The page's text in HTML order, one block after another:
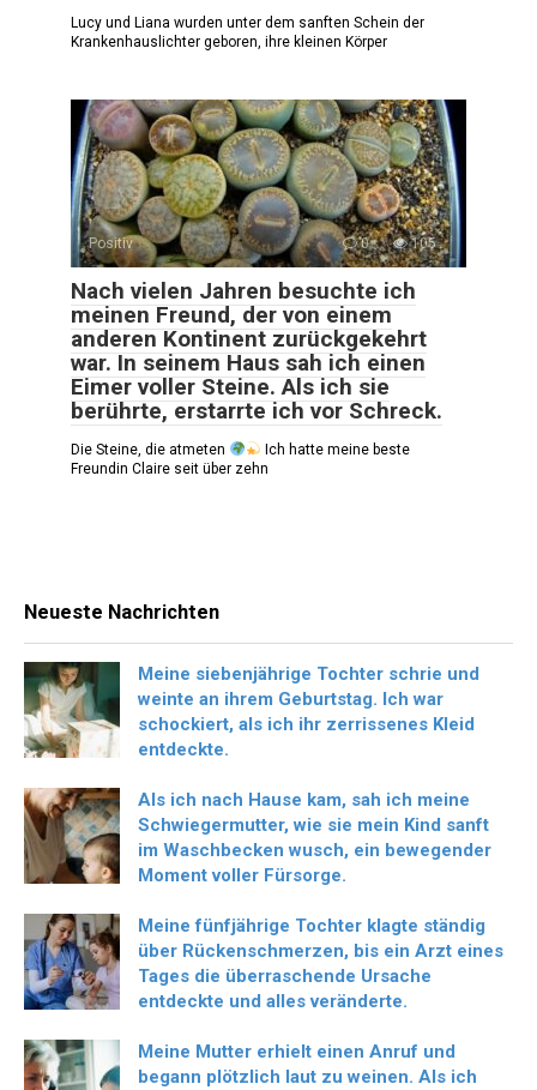
Lucy und Liana wurden unter dem sanften Schein der
Krankenhauslichter geboren, ihre kleinen Körper
Positiv 0 105
Nach vielen Jahren besuchte ich
meinen Freund, der von einem
anderen Kontinent zurückgekehrt
war. In seinem Haus sah ich einen
Eimer voller Steine. Als ich sie
berührte, erstarrte ich vor Schreck.
Die Steine, die atmeten
Ich hatte meine beste
Freundin Claire seit über zehn
Neueste Nachrichten
Meine siebenjährige Tochter schrie und
weinte an ihrem Geburtstag. Ich war
schockiert, als ich ihr zerrissenes Kleid
entdeckte.
Als ich nach Hause kam, sah ich meine
Schwiegermutter, wie sie mein Kind sanft
im Waschbecken wusch, ein bewegender
Moment voller Fürsorge.
Meine fünfjährige Tochter klagte ständig
über Rückenschmerzen, bis ein Arzt eines
Tages die überraschende Ursache
entdeckte und alles veränderte.
Meine Mutter erhielt einen Anruf und
begann plötzlich laut zu weinen. Als ich